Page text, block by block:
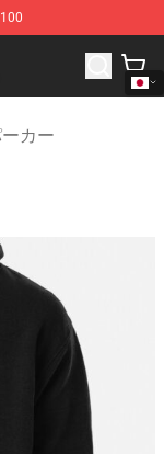
Shop
カー